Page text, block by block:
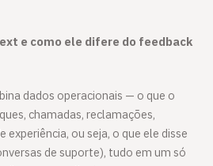
e como ele difere do feedback
dados operacionais — o que o
chamadas, reclamações,
ou seja, o que ele disse
de suporte), tudo em um só